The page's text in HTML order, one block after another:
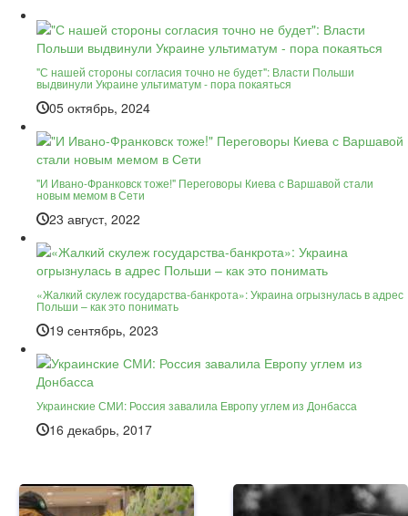
"С нашей стороны согласия точно не будет": Власти Польши
выдвинули Украине ультиматум - пора покаяться
05 октябрь, 2024
"И Ивано-Франковск тоже!" Переговоры Киева с Варшавой стали
новым мемом в Сети
23 август, 2022
«Жалкий скулеж государства-банкрота»: Украина огрызнулась в адрес
Польши – как это понимать
19 сентябрь, 2023
Украинские СМИ: Россия завалила Европу углем из Донбасса
16 декабрь, 2017